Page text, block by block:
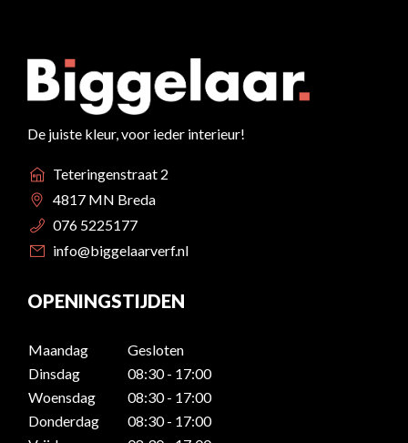
De juiste kleur, voor ieder interieur!
Teteringenstraat 2
4817 MN Breda
076 5225177
info@biggelaarverf.nl
OPENINGSTIJDEN
Maandag
Gesloten
Dinsdag
08:30 - 17:00
Woensdag
08:30 - 17:00
Donderdag
08:30 - 17:00